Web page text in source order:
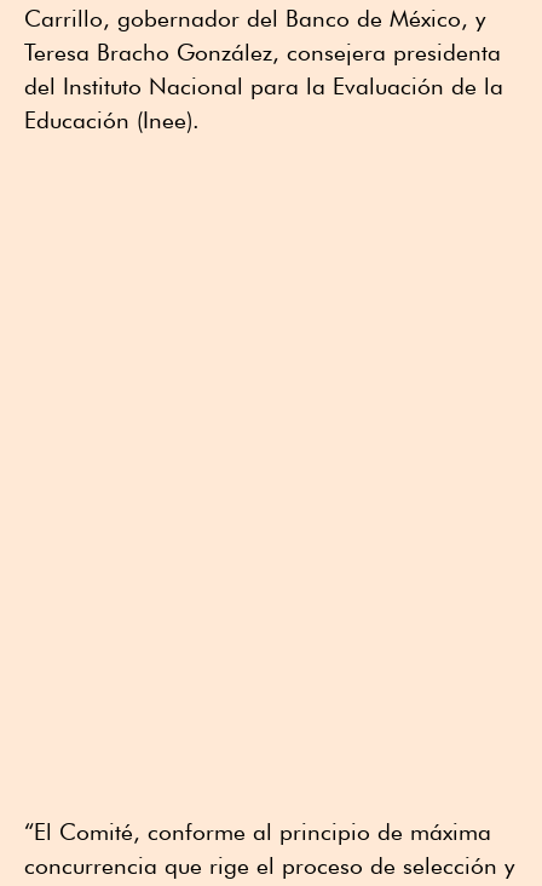
Carrillo, gobernador del Banco de México, y
Teresa Bracho González, consejera presidenta
del Instituto Nacional para la Evaluación de la
Educación (Inee).
“El Comité, conforme al principio de máxima
concurrencia que rige el proceso de selección y